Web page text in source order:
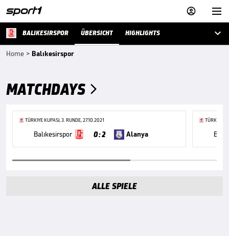


BALIKESIRSPOR ÜBERSICHT HIGHLIGHTS 
Home > Balıkesirspor
MATCHDAYS 
TÜRKIYE KUPASI, 3. RUNDE, 27.10.2021
Balıkesirspor 0 : 2 Alanya
TÜRKIYE
ALLE SPIELE